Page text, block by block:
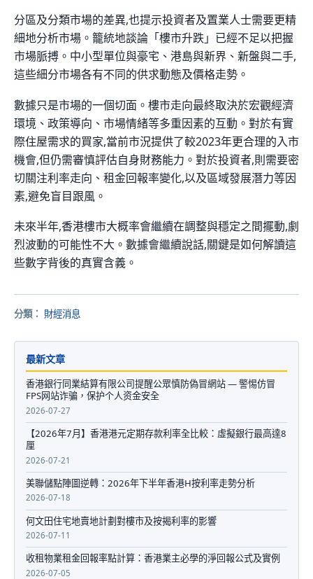
分區及分類市場的差異,也提示投資者及置業人士需要更精
細地分析市場。籠統地談論「樓市升跌」已經不足以把握
市場脈搏。中小型單位與豪宅、港島與新界、新盤與二手,
這些細分市場各有不同的供求動態及價格走勢。
數據只是市場的一個切面。樓市走向最終取決於宏觀經濟
環境、政策導向、市場情緒等多重因素的互動。對於有實
際住屋需求的買家,當前市況提供了較2023年更合理的入市
機會,但仍需審慎評估自身財務能力。對於投資者,則需要密
切關注利率走向、租金回報率變化,以及區域發展潛力等因
素,避免盲目跟風。
未來半年,香港樓市大概率會繼續在調整與穩定之間擺動,劇
烈波動的可能性不大。數據會繼續說話,關鍵是如何解讀這
些數字背後的真實含義。
分類： 財經消息
最新文章
香港銀行同業結算有限公司提醒公眾慎防偽冒網站 — 警惕仿冒
FPS网站诈骗，保护个人资金安全
2026-07-27
【2026年7月】香港港元定期存款利率全比較：虛擬銀行最高達8
厘
2026-07-21
美聯儲點陣圖逆轉：2026年下半年香港H按利率走勢分析
2026-07-18
何文田住宅地賣地計劃對樓市及按揭利率的影響
2026-07-11
收租物業租金回報率點計算：香港業主必學的淨回報公式及實例
2026-07-05